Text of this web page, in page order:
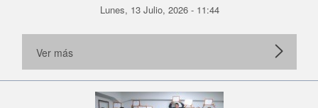
Lunes, 13 Julio, 2026 - 11:44
Ver más